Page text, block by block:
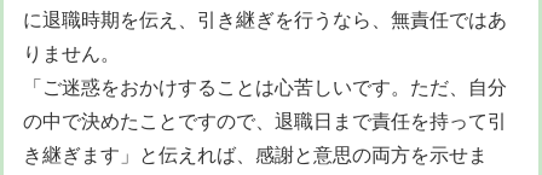
に退職時期を伝え、引き継ぎを行うなら、無責任ではあ
りません。
「ご迷惑をおかけすることは心苦しいです。ただ、自分
の中で決めたことですので、退職日まで責任を持って引
き継ぎます」と伝えれば、感謝と意思の両方を示せま